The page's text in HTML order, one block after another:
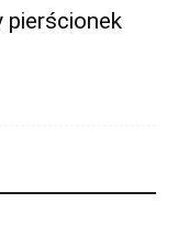
pierścionek